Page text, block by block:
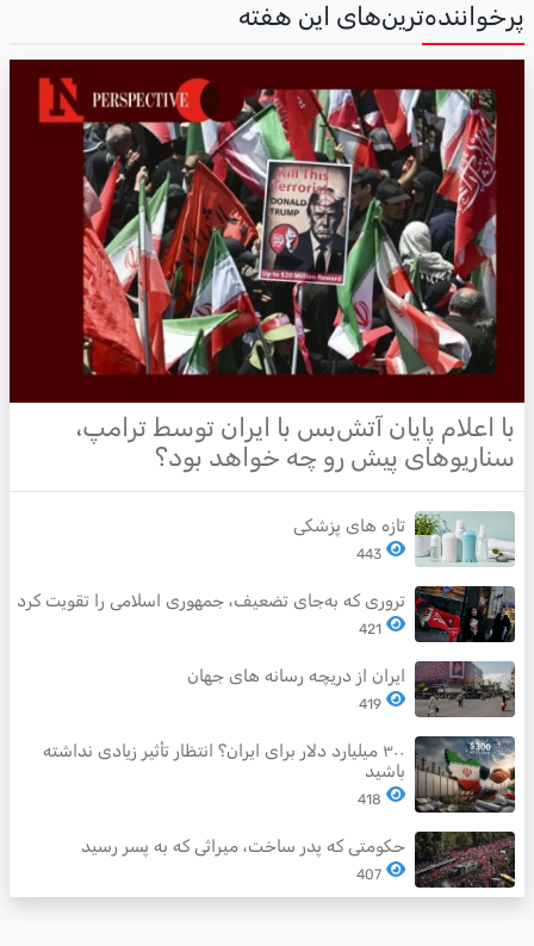
این هفته
با اعلام پایان آتش‌بس با ایران توسط ترامپ،
سناریوهای پیش رو چه خواهد بود؟
تازه های پزشکی
443
تروری که به‌جای تضعیف، جمهوری اسلامی را تقویت کرد
421
ایران از دریچه رسانه های جهان
419
۳۰۰ میلیارد دلار برای ایران؟ انتظار تأثیر زیادی نداشته
باشید
418
حکومتی که پدر ساخت، میراثی که به پسر رسید
407